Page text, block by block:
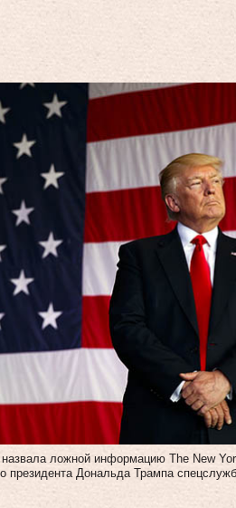
ложной информацию The New
президента Дональда Трампа